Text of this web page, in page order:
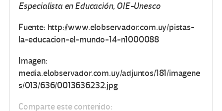
Especialista en Educación, OIE-Unesco
Fuente: http://www.elobservador.com.uy/pistas-
la-educacion-el-mundo-14-n1000088
Imagen:
media.elobservador.com.uy/adjuntos/181/imagene
s/013/636/0013636232.jpg
Comparte este contenido: